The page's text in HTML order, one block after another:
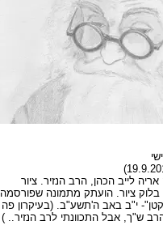
לייב הכהן, הרב הנזיר. ציור
ציור. הועתק מתמונה שפורסמה
'עולם קטן"- י"ב באב ה'תשע"ב. (בעיקרון פה
ש"ך, אבל התכוונתי לרב הנזיר.. )